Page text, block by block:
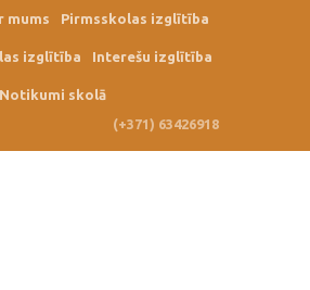
mums Pirmsskolas izglītība
izglītība Interešu izglītība
Notikumi skolā
(+371) 63426918